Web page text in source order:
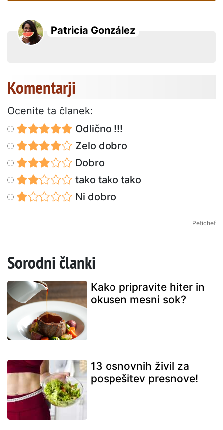
Patricia González
Komentarji
Ocenite ta članek:
Odlično !!!
Zelo dobro
Dobro
tako tako tako
Ni dobro
Petichef
Sorodni članki
Kako pripravite hiter in
okusen mesni sok?
13 osnovnih živil za
pospešitev presnove!